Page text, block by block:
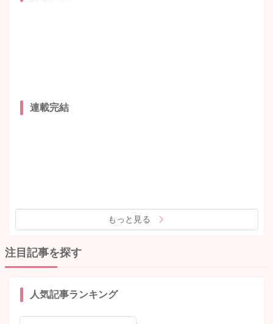
連載完結
もっと見る
注目記事を探す
人気記事ランキング